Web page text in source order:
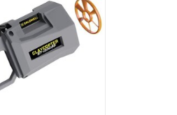
AL CARRELLO